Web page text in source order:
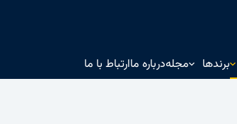
برندها مجلهدرباره ماارتباط با ما